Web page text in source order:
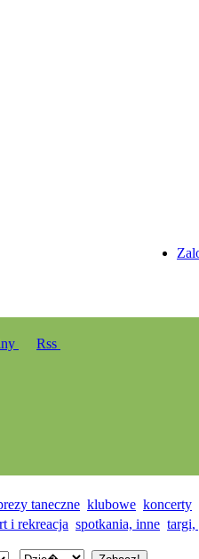
Rss
taneczne klubowe koncerty
i rekreacja spotkania, inne